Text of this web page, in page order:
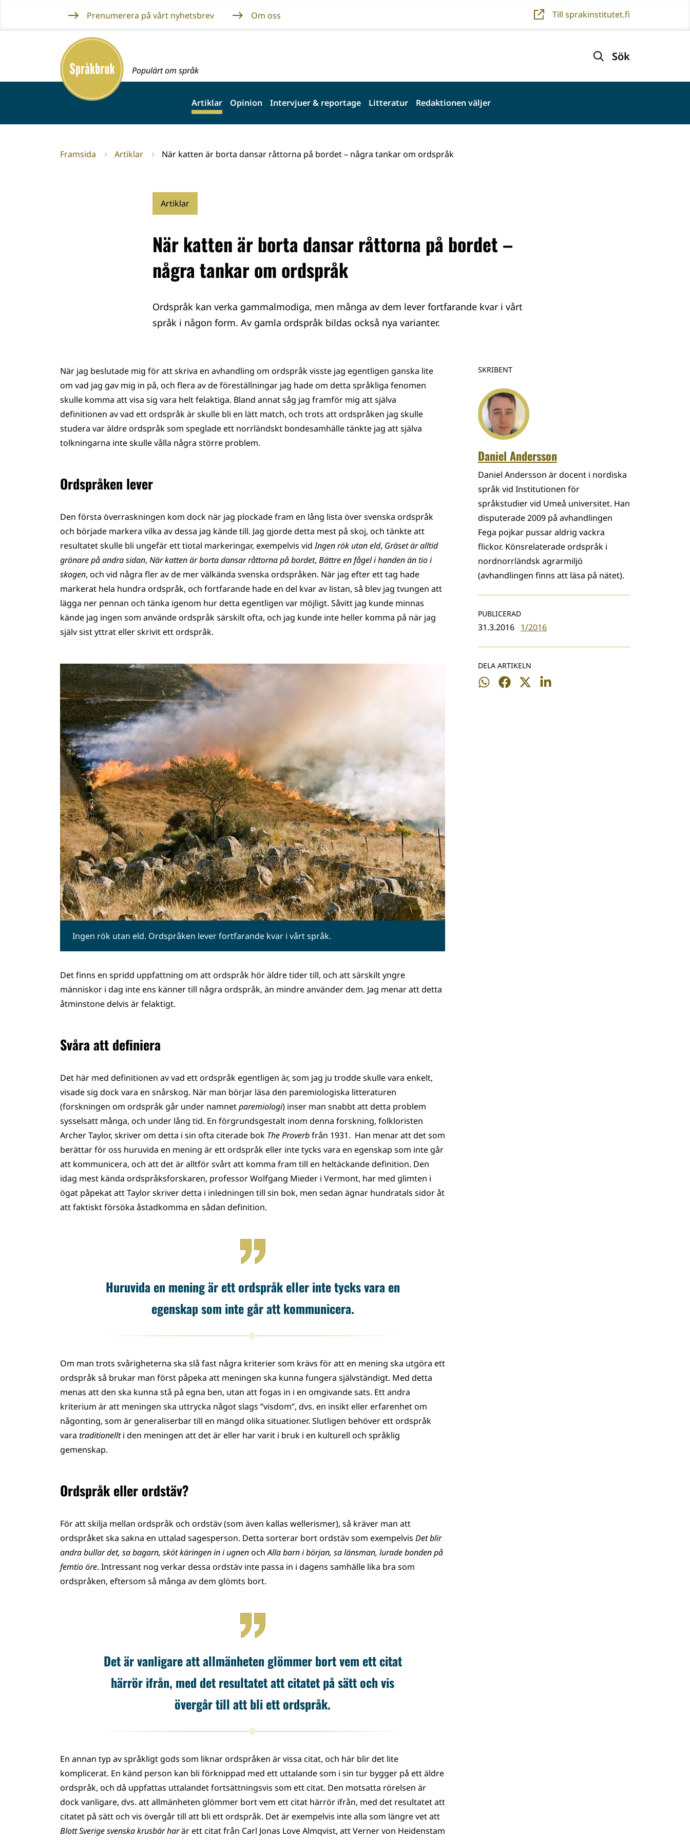
innehållet
Prenumerera på vårt nyhetsbrev Om oss Till sprakinstitutet.fi
Framsida
Populärt om språk
Sök
Artiklar Opinion Intervjuer & reportage Litteratur Redaktionen väljer
Framsida Artiklar När katten är borta dansar råttorna på bordet – några tankar om ordspråk
Artiklar
När katten är borta dansar råttorna på bordet –
några tankar om ordspråk
Ordspråk kan verka gammalmodiga, men många av dem lever fortfarande kvar i vårt
språk i någon form. Av gamla ordspråk bildas också nya varianter.
SKRIBENT
Daniel Andersson
Daniel Andersson är docent i nordiska
språk vid Institutionen för
språkstudier vid Umeå universitet. Han
disputerade 2009 på avhandlingen
Fega pojkar pussar aldrig vackra
flickor. Könsrelaterade ordspråk i
nordnorrländsk agrarmiljö
(avhandlingen finns att läsa på nätet).
PUBLICERAD
31.3.2016 1/2016
DELA ARTIKELN
Dela
Dela
Dela
Dela
När jag beslutade mig för att skriva en avhandling om ordspråk visste jag egentligen ganska lite
om vad jag gav mig in på, och flera av de föreställningar jag hade om detta språkliga fenomen
skulle komma att visa sig vara helt felaktiga. Bland annat såg jag framför mig att själva
definitionen av vad ett ordspråk är skulle bli en lätt match, och trots att ordspråken jag skulle
studera var äldre ordspråk som speglade ett norrländskt bondesamhälle tänkte jag att själva
tolkningarna inte skulle vålla några större problem.
Ordspråken lever
Den första överraskningen kom dock när jag plockade fram en lång lista över svenska ordspråk
och började markera vilka av dessa jag kände till. Jag gjorde detta mest på skoj, och tänkte att
resultatet skulle bli ungefär ett tiotal markeringar, exempelvis vidIngen rök utan eld, Gräset är alltid
grönare på andra sidan, När katten är borta dansar råttorna på bordet, Bättre en fågel i handen än tio i
skogen, och vid några fler av de mer välkända svenska ordspråken. När jag efter ett tag hade
markerat hela hundra ordspråk, och fortfarande hade en del kvar av listan, så blev jag tvungen att
lägga ner pennan och tänka igenom hur detta egentligen var möjligt. Såvitt jag kunde minnas
kände jag ingen som använde ordspråk särskilt ofta, och jag kunde inte heller komma på när jag
själv sist yttrat eller skrivit ett ordspråk.
Ingen rök utan eld. Ordspråken lever fortfarande kvar i vårt språk.
Det finns en spridd uppfattning om att ordspråk hör äldre tider till, och att särskilt yngre
människor i dag inte ens känner till några ordspråk, än mindre använder dem. Jag menar att detta
åtminstone delvis är felaktigt.
Svåra att definiera
Det här med definitionen av vad ett ordspråk egentligen är, som jag ju trodde skulle vara enkelt,
visade sig dock vara en snårskog. När man börjar läsa den paremiologiska litteraturen
(forskningen om ordspråk går under namnetparemiologi) inser man snabbt att detta problem
sysselsatt många, och under lång tid. En förgrundsgestalt inom denna forskning, folkloristen
Archer Taylor, skriver om detta i sin ofta citerade bok The Proverbfrån 1931. Han menar att det som
berättar för oss huruvida en mening är ett ordspråk eller inte tycks vara en egenskap som inte går
att kommunicera, och att det är alltför svårt att komma fram till en heltäckande definition. Den
idag mest kända ordspråksforskaren, professor Wolfgang Mieder i Vermont, har med glimten i
ögat påpekat att Taylor skriver detta i inledningen till sin bok, men sedan ägnar hundratals sidor åt
att faktiskt försöka åstadkomma en sådan definition.
Huruvida en mening är ett ordspråk eller inte tycks vara en
egenskap som inte går att kommunicera.
Om man trots svårigheterna ska slå fast några kriterier som krävs för att en mening ska utgöra ett
ordspråk så brukar man först påpeka att meningen ska kunna fungera självständigt. Med detta
menas att den ska kunna stå på egna ben, utan att fogas in i en omgivande sats. Ett andra
kriterium är att meningen ska uttrycka något slags ”visdom”, dvs. en insikt eller erfarenhet om
någonting, som är generaliserbar till en mängd olika situationer. Slutligen behöver ett ordspråk
vara traditionellti den meningen att det är eller har varit i bruk i en kulturell och språklig
gemenskap.
Ordspråk eller ordstäv?
För att skilja mellan ordspråk och ordstäv (som även kallas wellerismer), så kräver man att
ordspråket ska sakna en uttalad sagesperson. Detta sorterar bort ordstäv som exempelvis Det blir
andra bullar det, sa bagarn, sköt käringen in i ugnenochAlla barn i början, sa länsman, lurade bonden på
femtio öre. Intressant nog verkar dessa ordstäv inte passa in i dagens samhälle lika bra som
ordspråken, eftersom så många av dem glömts bort.
Det är vanligare att allmänheten glömmer bort vem ett citat
härrör ifrån, med det resultatet att citatet på sätt och vis
övergår till att bli ett ordspråk.
En annan typ av språkligt gods som liknar ordspråken är vissa citat, och här blir det lite
komplicerat. En känd person kan bli förknippad med ett uttalande som i sin tur bygger på ett äldre
ordspråk, och då uppfattas uttalandet fortsättningsvis som ett citat. Den motsatta rörelsen är
dock vanligare, dvs. att allmänheten glömmer bort vem ett citat härrör ifrån, med det resultatet att
citatet på sätt och vis övergår till att bli ett ordspråk. Det är exempelvis inte alla som längre vet att
Blott Sverige svenska krusbär harär ett citat från Carl Jonas Love Almqvist, att Verner von Heidenstam